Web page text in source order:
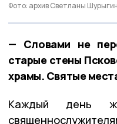
Фото: архив Светланы
— Словами не
старые стены
храмы. Святые
Каждый день